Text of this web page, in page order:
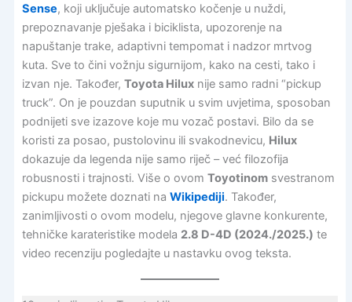
Sense, koji uključuje automatsko kočenje u nuždi,
prepoznavanje pješaka i biciklista, upozorenje na
napuštanje trake, adaptivni tempomat i nadzor mrtvog
kuta. Sve to čini vožnju sigurnijom, kako na cesti, tako i
izvan nje. Također, Toyota Hiluxnije samo radni “pickup
truck”. On je pouzdan suputnik u svim uvjetima, sposoban
podnijeti sve izazove koje mu vozač postavi. Bilo da se
koristi za posao, pustolovinu ili svakodnevicu, Hilux
dokazuje da legenda nije samo riječ – već filozofija
robusnosti i trajnosti. Više o ovom Toyotinomsvestranom
pickupu možete doznati na Wikipediji. Također,
zanimljivosti o ovom modelu, njegove glavne konkurente,
tehničke karateristike modela 2.8 D-4D (2024./2025.) te
video recenziju pogledajte u nastavku ovog teksta.